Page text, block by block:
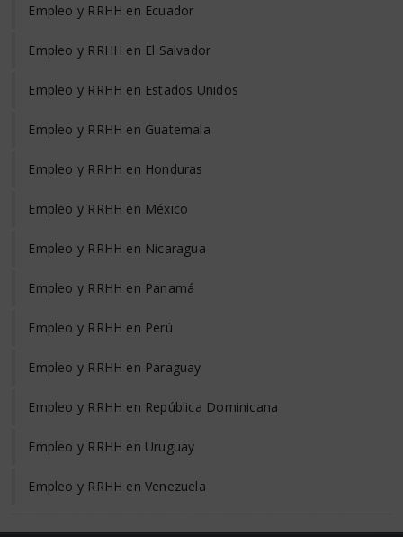
Empleo y RRHH en Ecuador
Empleo y RRHH en El Salvador
Empleo y RRHH en Estados Unidos
Empleo y RRHH en Guatemala
Empleo y RRHH en Honduras
Empleo y RRHH en México
Empleo y RRHH en Nicaragua
Empleo y RRHH en Panamá
Empleo y RRHH en Perú
Empleo y RRHH en Paraguay
Empleo y RRHH en República Dominicana
Empleo y RRHH en Uruguay
Empleo y RRHH en Venezuela